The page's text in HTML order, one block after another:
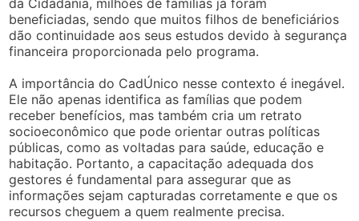
da Cidadania, milhões de famílias já foram
beneficiadas, sendo que muitos filhos de beneficiários
dão continuidade aos seus estudos devido à segurança
financeira proporcionada pelo programa.
A importância do CadÚnico nesse contexto é inegável.
Ele não apenas identifica as famílias que podem
receber benefícios, mas também cria um retrato
socioeconômico que pode orientar outras políticas
públicas, como as voltadas para saúde, educação e
habitação. Portanto, a capacitação adequada dos
gestores é fundamental para assegurar que as
informações sejam capturadas corretamente e que os
recursos cheguem a quem realmente precisa.